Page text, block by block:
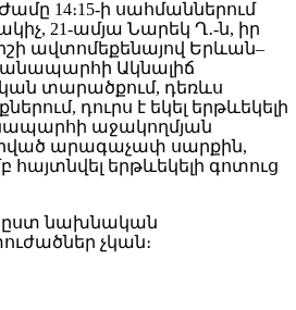
14։15-ի սահմաններում
21-ամյա Նարեկ Ղ․-ն, իր
ավտոմեքենայով Երևան–
Ակնալիճ
տարածքում, դեռևս
դուրս է եկել երթևեկելի
աջակողմյան
արագաչափ սարքին,
հայտնվել երթևեկելի գոտուց
ըստ նախնական
չկան։